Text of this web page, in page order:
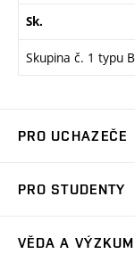
Sk.
Skupina č. 1 typu B
PRO UCHAZEČE
Ambasadoři studia
PRO STUDENTY
VĚDA A VÝZKUM